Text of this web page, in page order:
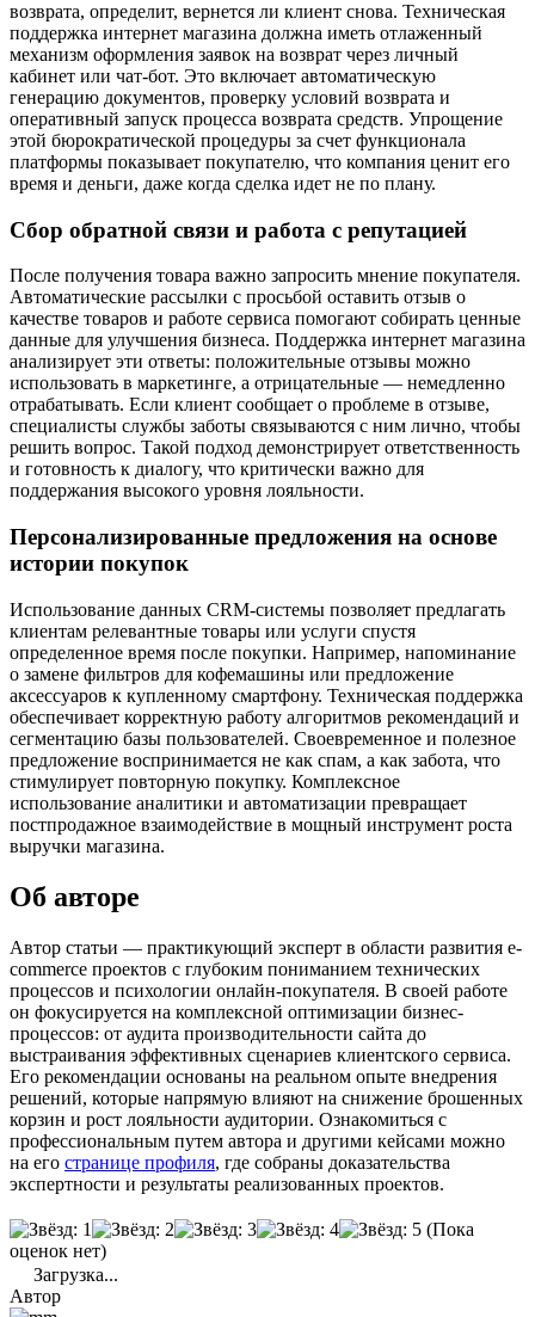
возврата, определит, вернется ли клиент снова. Техническая
поддержка интернет магазина должна иметь отлаженный
механизм оформления заявок на возврат через личный
кабинет или чат-бот. Это включает автоматическую
генерацию документов, проверку условий возврата и
оперативный запуск процесса возврата средств. Упрощение
этой бюрократической процедуры за счет функционала
платформы показывает покупателю, что компания ценит его
время и деньги, даже когда сделка идет не по плану.
Сбор обратной связи и работа с репутацией
После получения товара важно запросить мнение покупателя.
Автоматические рассылки с просьбой оставить отзыв о
качестве товаров и работе сервиса помогают собирать ценные
данные для улучшения бизнеса. Поддержка интернет магазина
анализирует эти ответы: положительные отзывы можно
использовать в маркетинге, а отрицательные — немедленно
отрабатывать. Если клиент сообщает о проблеме в отзыве,
специалисты службы заботы связываются с ним лично, чтобы
решить вопрос. Такой подход демонстрирует ответственность
и готовность к диалогу, что критически важно для
поддержания высокого уровня лояльности.
Персонализированные предложения на основе
истории покупок
Использование данных CRM-системы позволяет предлагать
клиентам релевантные товары или услуги спустя
определенное время после покупки. Например, напоминание
о замене фильтров для кофемашины или предложение
аксессуаров к купленному смартфону. Техническая поддержка
обеспечивает корректную работу алгоритмов рекомендаций и
сегментацию базы пользователей. Своевременное и полезное
предложение воспринимается не как спам, а как забота, что
стимулирует повторную покупку. Комплексное
использование аналитики и автоматизации превращает
постпродажное взаимодействие в мощный инструмент роста
выручки магазина.
Об авторе
Автор статьи — практикующий эксперт в области развития e-
commerce проектов с глубоким пониманием технических
процессов и психологии онлайн-покупателя. В своей работе
он фокусируется на комплексной оптимизации бизнес-
процессов: от аудита производительности сайта до
выстраивания эффективных сценариев клиентского сервиса.
Его рекомендации основаны на реальном опыте внедрения
решений, которые напрямую влияют на снижение брошенных
корзин и рост лояльности аудитории. Ознакомиться с
профессиональным путем автора и другими кейсами можно
на его странице профиля, где собраны доказательства
экспертности и результаты реализованных проектов.
(Пока
оценок нет)
Загрузка...
Автор